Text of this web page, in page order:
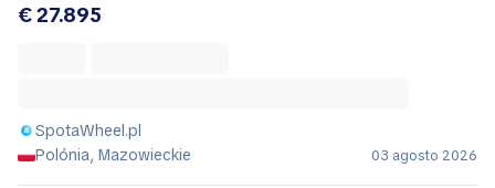
€ 27.895
SpotaWheel.pl
Polónia, Mazowieckie
03 agosto 2026